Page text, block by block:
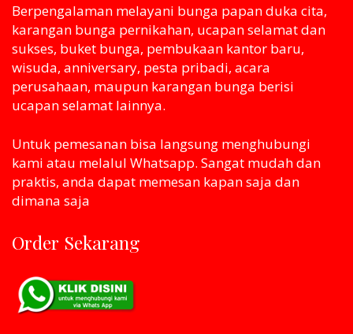
Berpengalaman melayani bunga papan duka cita,
karangan bunga pernikahan, ucapan selamat dan
sukses, buket bunga, pembukaan kantor baru,
wisuda, anniversary, pesta pribadi, acara
perusahaan, maupun karangan bunga berisi
ucapan selamat lainnya.
Untuk pemesanan bisa langsung menghubungi
kami atau melaluI Whatsapp. Sangat mudah dan
praktis, anda dapat memesan kapan saja dan
dimana saja
Order Sekarang